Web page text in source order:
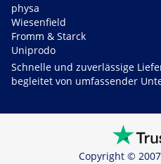
physa
Wiesenfield
Fromm & Starck
Uniprodo
Schnelle und zuverlässige
begleitet von umfassender
Copyright ©